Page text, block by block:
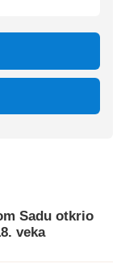
Sadu otkrio
veka